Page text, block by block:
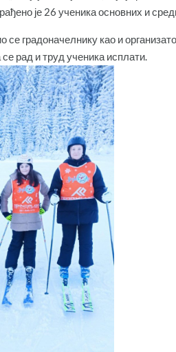
је 26 ученика основних и
се градоначелнику као и
рад и труд ученика исплати.